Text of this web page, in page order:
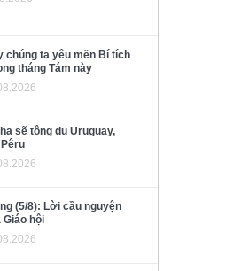
chúng ta yêu mến Bí tích
tháng Tám này
sẽ tông du Uruguay,
(5/8): Lời cầu nguyện
Giáo hội